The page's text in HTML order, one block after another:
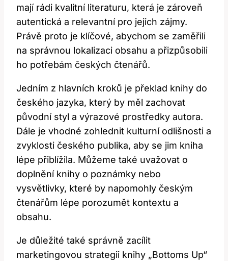
mají rádi kvalitní literaturu, která je zároveň
autentická a relevantní pro jejich zájmy.
Právě proto je klíčové, abychom se zaměřili
na správnou lokalizaci obsahu a přizpůsobili
ho potřebám českých čtenářů.
Jedním z hlavních kroků je překlad knihy do
českého jazyka, který by měl zachovat
původní styl a výrazové prostředky autora.
Dále je vhodné zohlednit kulturní odlišnosti a
zvyklosti českého publika, aby se jim kniha
lépe přiblížila. Můžeme také uvažovat o
doplnění knihy o poznámky nebo
vysvětlivky, které by napomohly českým
čtenářům lépe porozumět kontextu a
obsahu.
Je důležité také správně zacílit
marketingovou strategii knihy „Bottoms Up“